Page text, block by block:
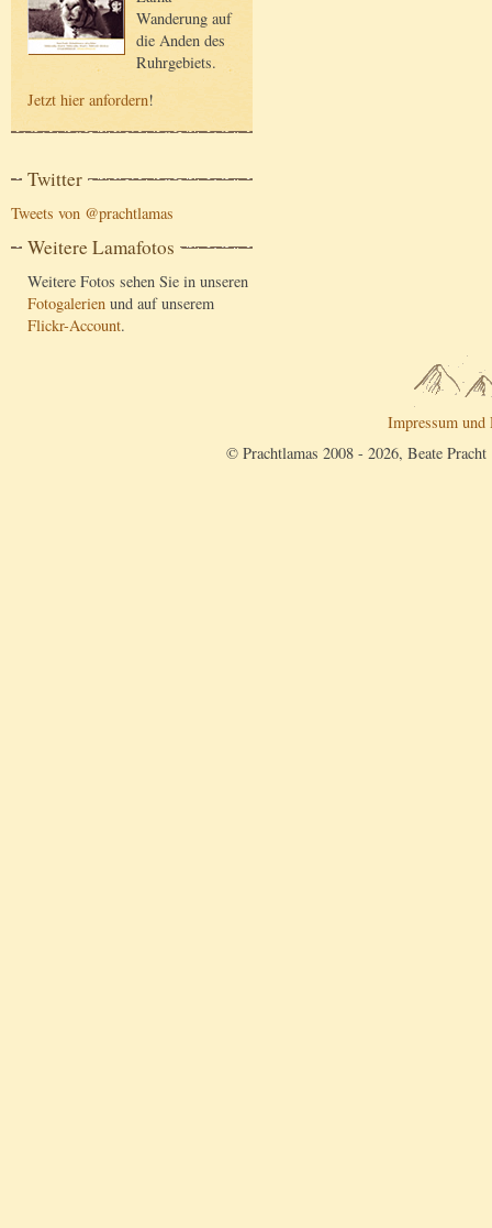
Wanderung auf
die Anden des
Ruhrgebiets.
Jetzt hier anfordern!
Twitter
Tweets von @prachtlamas
Weitere Lamafotos
Weitere Fotos sehen Sie in unseren
Fotogalerien und auf unserem
Flickr-Account.
Impressum und
© Prachtlamas 2008 - 2026, Beate Pracht